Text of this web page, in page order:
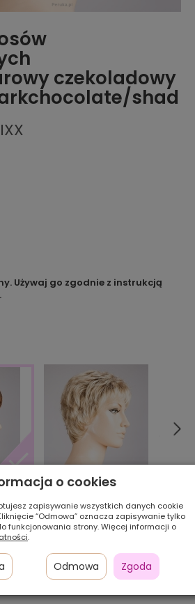
czekoladowy
shad
Używaj go zgodnie z instrukcją
bahamabeige/shad
Ilość szt.:
1 050,00 zł
o cookies
zapisywanie wszystkich danych cookie
“Odmowa” oznacza zapisywanie tylko
funkcjonowania strony. Więcej informacji o
.
Odmowa Zgoda